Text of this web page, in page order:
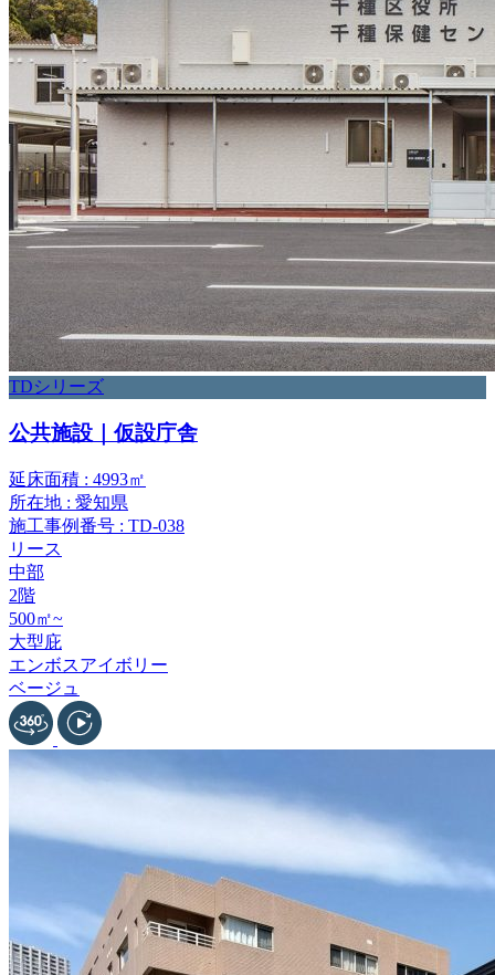
TDシリーズ
公共施設｜仮設庁舎
延床面積 : 4993㎡
所在地 : 愛知県
施工事例番号 : TD-038
リース
中部
2階
500㎡~
大型庇
エンボスアイボリー
ベージュ